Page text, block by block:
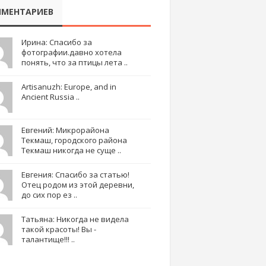
Ирина: Спасибо за
фотографии.давно хотела
понять, что за птицы лета ..
Artisanuzh: Europe, and in
Ancient Russia ..
Евгений: Микрорайона
Текмаш, городского района
Текмаш никогда не суще ..
Евгения: Спасибо за статью!
Отец родом из этой деревни,
до сих пор ез ..
Татьяна: Никогда не видела
такой красоты! Вы -
талантище!!! ..